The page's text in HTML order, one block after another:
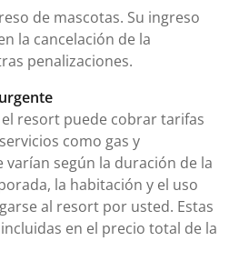
de mascotas. Su ingreso
la cancelación de la
penalizaciones.
resort puede cobrar tarifas
como gas y
varían según la duración de la
la habitación y el uso
al resort por usted. Estas
en el precio total de la